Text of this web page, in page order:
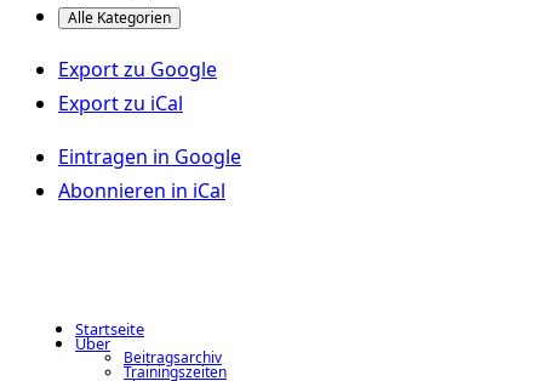
Alle Kategorien
Export zu Google
Export zu iCal
Eintragen in Google
Abonnieren in iCal
Startseite
Über
Beitragsarchiv
Trainingszeiten